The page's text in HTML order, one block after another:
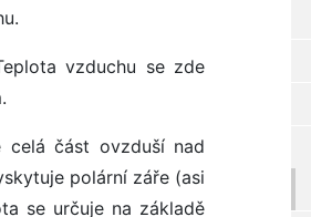
vzduchu se zde
celá část ovzduší nad
polární záře (asi
se určuje na základě